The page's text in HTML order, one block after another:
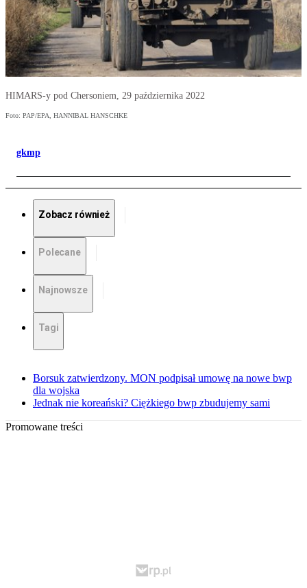
HIMARS-y pod Chersoniem, 29 października 2022
Foto: PAP/EPA, HANNIBAL HANSCHKE
gkmp
Zobacz również
Polecane
Najnowsze
Tagi
Borsuk zatwierdzony. MON podpisał umowę na nowe bwp
dla wojska
Jednak nie koreański? Ciężkiego bwp zbudujemy sami
Promowane treści